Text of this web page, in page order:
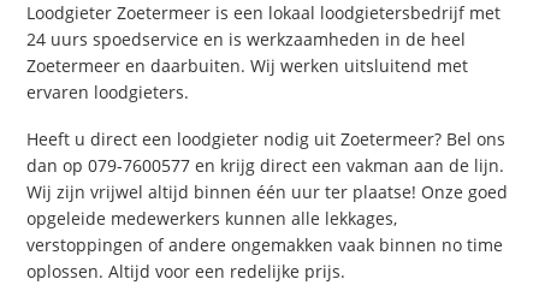
Loodgieter Zoetermeer is een lokaal loodgietersbedrijf met
24 uurs spoedservice en is werkzaamheden in de heel
Zoetermeer en daarbuiten. Wij werken uitsluitend met
ervaren loodgieters.
Heeft u direct een loodgieter nodig uit Zoetermeer? Bel ons
dan op 079-7600577 en krijg direct een vakman aan de lijn.
Wij zijn vrijwel altijd binnen één uur ter plaatse! Onze goed
opgeleide medewerkers kunnen alle lekkages,
verstoppingen of andere ongemakken vaak binnen no time
oplossen. Altijd voor een redelijke prijs.